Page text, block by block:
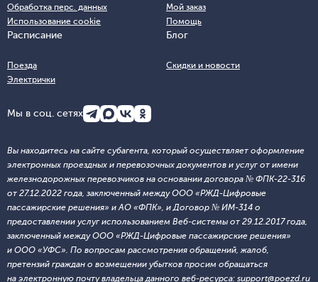
Обработка перс. данных
Использование cookie
Мой заказ
Помощь
Расписание
Поезда
Электрички
Блог
Скидки и новости
Мы в соц. сетях
Вы находитесь на сайте субагента, который осуществляет оформление
электронных проездных и перевозочных документов и услуг от имени
железнодорожных перевозчиков на основании договора № ФПК-22-316
от 27.12.2022 года, заключенный между ООО «РЖД-Цифровые
пассажирские решения» и АО «ФПК», и Договор № ИМ-314 о
предоставлении услуг использованием Веб-системы от 29.12.2017 года,
заключенный между ООО «РЖД-Цифровые пассажирские решения»
и ООО «УФС». По вопросам рассмотрения обращений, жалоб,
претензий граждан о возмещении убытков просим обращаться
на электронную почту владельца данного веб-ресурса: support@poezd.ru